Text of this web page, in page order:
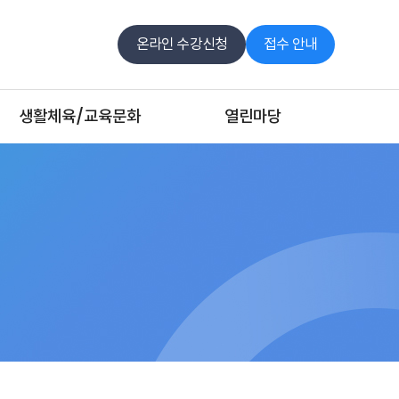
온라인 수강신청 접수 안내
생활체육/교육문화 열린마당